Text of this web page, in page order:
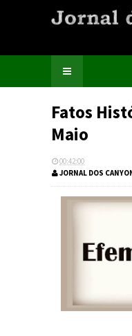
Fatos
Maio
00:42:00
JORNAL DOS